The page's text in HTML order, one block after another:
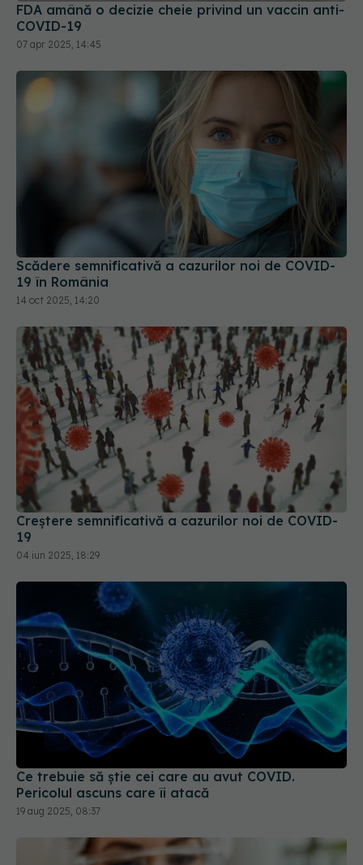
07 apr 2025, 14:45
Scădere semnificativă a cazurilor noi de COVID-
19 în România
14 oct 2025, 14:20
Creștere semnificativă a cazurilor noi de COVID-
19
04 iun 2025, 18:29
Ce trebuie să știe cei care au avut COVID.
Pericolul ascuns care îi atacă
19 aug 2025, 08:37